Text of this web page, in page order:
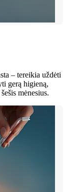
– tereikia uždėti
gerą higieną,
mėnesius.